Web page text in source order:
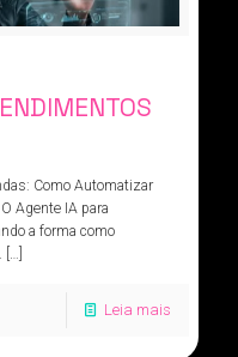
Como Automatizar
Agente IA para
a forma como
[…]
Leia mais